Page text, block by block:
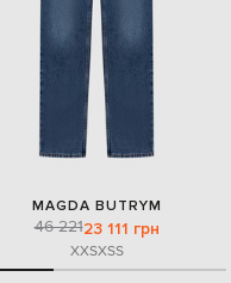
MAGDA BUTRYM
46 22123 111 грн
XXSXSS